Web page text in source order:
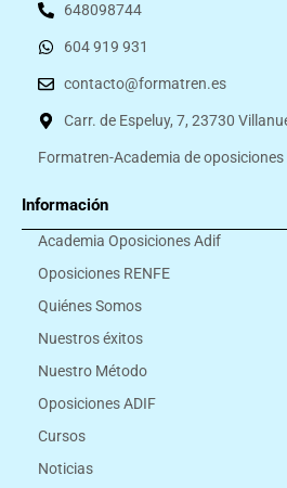
648098744
604 919 931
contacto@formatren.es
Carr. de Espeluy, 7, 23730
Formatren-Academia de
Información
Academia Oposiciones Adif
Oposiciones RENFE
Quiénes Somos
Nuestros éxitos
Nuestro Método
Oposiciones ADIF
Cursos
Noticias